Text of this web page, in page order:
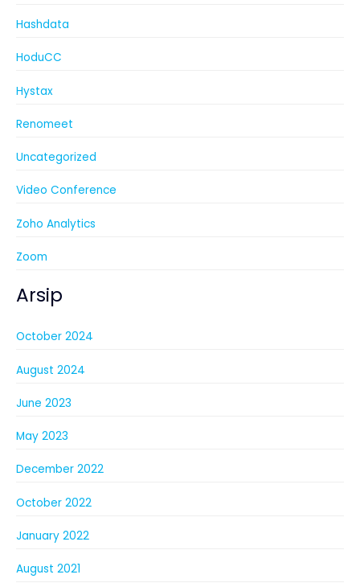
Hashdata
HoduCC
Hystax
Renomeet
Uncategorized
Video Conference
Zoho Analytics
Zoom
Arsip
October 2024
August 2024
June 2023
May 2023
December 2022
October 2022
January 2022
August 2021